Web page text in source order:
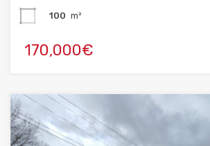
100 m²
170,000€